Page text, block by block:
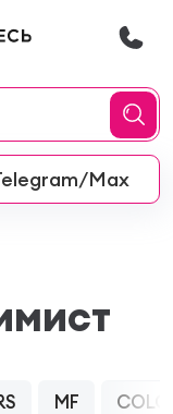
колеровка
Max
MF